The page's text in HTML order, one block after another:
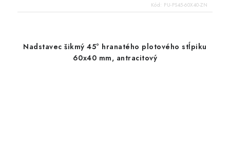
Kód: PU-PS45-60X40-ZN
Nadstavec šikmý 45° hranatého plotového stĺpiku
60x40 mm, antracitový